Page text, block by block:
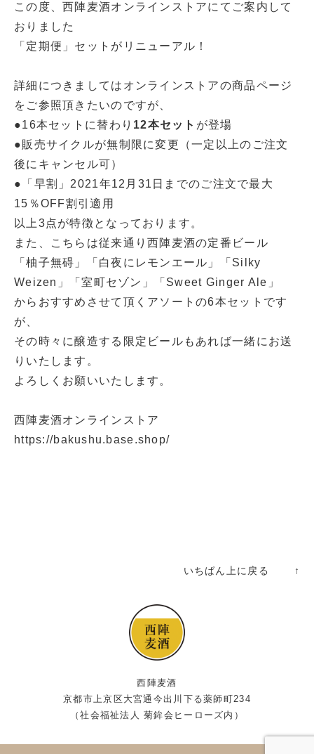
この度、西陣麦酒オンラインストアにてご案内して
おりました
「定期便」セットがリニューアル！
詳細につきましてはオンラインストアの商品ページ
をご参照頂きたいのですが、
●16本セットに替わり 12本セット が登場
●販売サイクルが無制限に変更（一定以上のご注文
後にキャンセル可）
●「早割」2021年12月31日までのご注文で最大
15％OFF割引適用
以上3点が特徴となっております。
また、こちらは従来通り西陣麦酒の定番ビール
「柚子無碍」「白夜にレモンエール」「Silky
Weizen」「室町セゾン」「Sweet Ginger Ale」
からおすすめさせて頂くアソートの6本セットです
が、
その時々に醸造する限定ビールもあれば一緒にお送
りいたします。
よろしくお願いいたします。
西陣麦酒オンラインストア
https://bakushu.base.shop/
いちばん上に戻る ↑
西陣麦酒
京都市上京区大宮通今出川下る薬師町234
（社会福祉法人 菊鉾会ヒーローズ内）